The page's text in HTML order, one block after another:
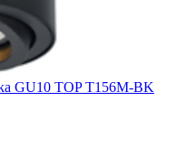
GU10 TOP T156M-BK